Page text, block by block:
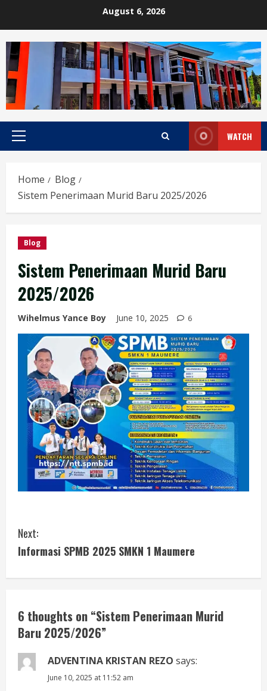
content
August 6, 2026
Primary
WATCH
Home
Blog
Sistem Penerimaan Murid Baru 2025/2026
Blog
Sistem Penerimaan Murid Baru
2025/2026
Wihelmus Yance Boy June 10, 2025 6
C
o
n
i
n
u
Next:
Informasi SPMB 2025 SMKN 1 Maumere
6 thoughts on “Sistem Penerimaan Murid
Baru 2025/2026”
ADVENTINA KRISTAN REZO says:
June 10, 2025 at 11:52 am